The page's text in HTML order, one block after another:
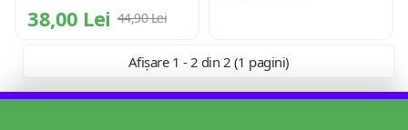
38,00 Lei 44,90 Lei
Afișare 1 - 2 din 2 (1 pagini)